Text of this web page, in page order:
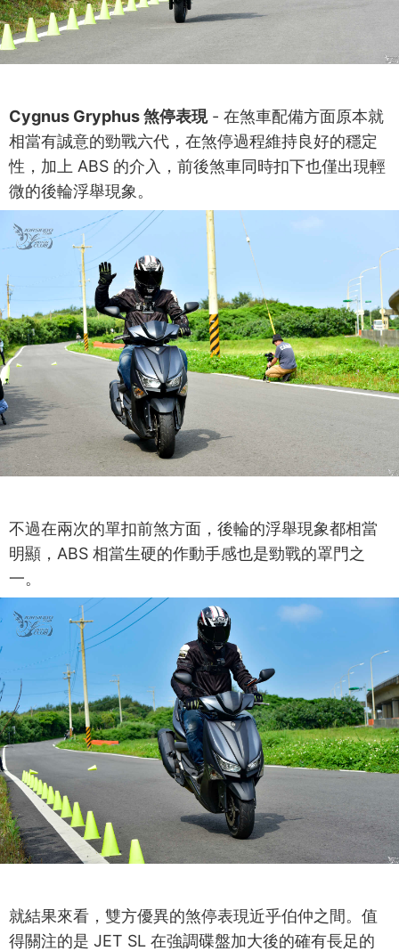
Cygnus Gryphus 煞停表現- 在煞車配備方面原本就
相當有誠意的勁戰六代，在煞停過程維持良好的穩定
性，加上 ABS 的介入，前後煞車同時扣下也僅出現輕
微的後輪浮舉現象。
不過在兩次的單扣前煞方面，後輪的浮舉現象都相當
明顯，ABS 相當生硬的作動手感也是勁戰的罩門之
一。
就結果來看，雙方優異的煞停表現近乎伯仲之間。值
得關注的是 JET SL 在強調碟盤加大後的確有長足的